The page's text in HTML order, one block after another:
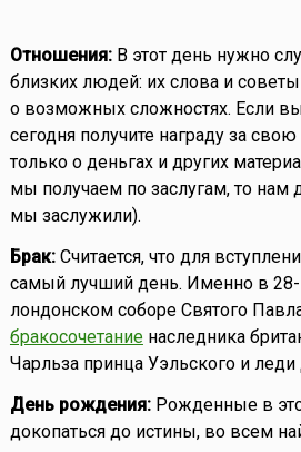
Отношения:В этот день нужно
близких людей: их слова и
о возможных сложностях. Если
сегодня получите награду за
только о деньгах и других
мы получаем по заслугам, то нам
мы заслужили).
Брак:Считается, что для
самый лучший день. Именно в
лондонском соборе Святого
бракосочетаниенаследника
Чарльза принца Уэльского и
День рождения:Рожденные в
докопаться до истины, во всем